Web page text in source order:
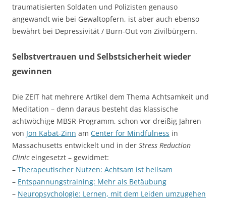
traumatisierten Soldaten und Polizisten genauso
angewandt wie bei Gewaltopfern, ist aber auch ebenso
bewährt bei Depressivität / Burn-Out von Zivilbürgern.
Selbstvertrauen und Selbstsicherheit wieder
gewinnen
Die ZEIT hat mehrere Artikel dem Thema Achtsamkeit und
Meditation – denn daraus besteht das klassische
achtwöchige MBSR-Programm, schon vor dreißig Jahren
von Jon Kabat-Zinn am Center for Mindfulness in
Massachusetts entwickelt und in der Stress Reduction
Cliniceingesetzt – gewidmet:
– Therapeutischer Nutzen: Achtsam ist heilsam
– Entspannungstraining: Mehr als Betäubung
– Neuropsychologie: Lernen, mit dem Leiden umzugehen